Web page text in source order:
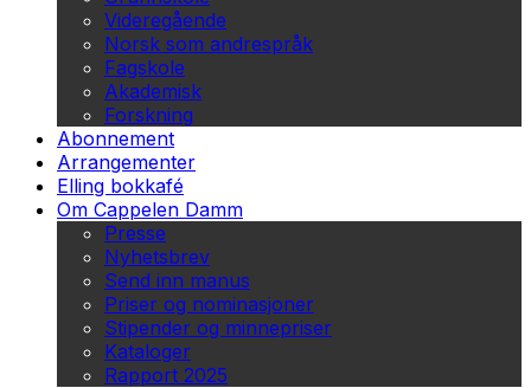
Videregående
Norsk som andrespråk
Fagskole
Akademisk
Forskning
Abonnement
Arrangementer
Elling bokkafé
Om Cappelen Damm
Presse
Nyhetsbrev
Send inn manus
Priser og nominasjoner
Stipender og minnepriser
Kataloger
Rapport 2025